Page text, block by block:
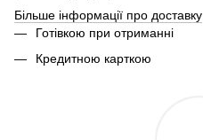
Більше інформації про доставку
Готівкою при отриманні
Кредитною карткою